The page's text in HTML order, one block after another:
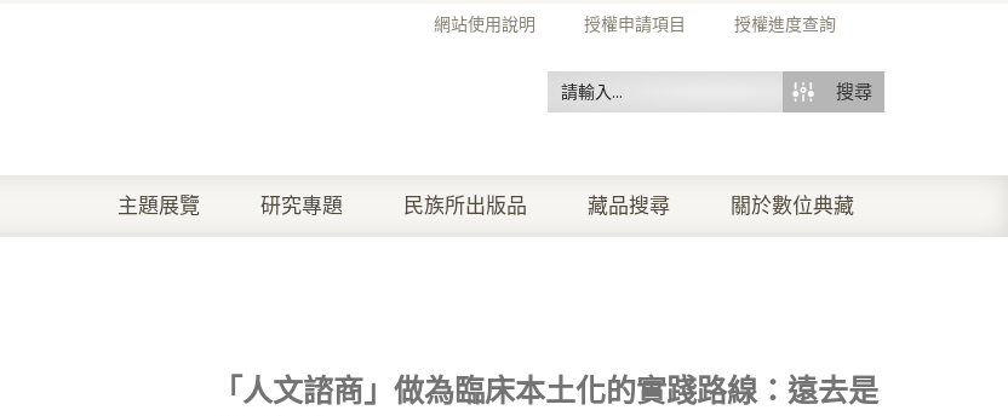
網站使用說明 授權申請項目 授權進度查詢
搜尋
主題展覽 研究專題 民族所出版品 藏品搜尋 關於數位典藏
「人文諮商」做為臨床本土化的實踐路線：遠去是